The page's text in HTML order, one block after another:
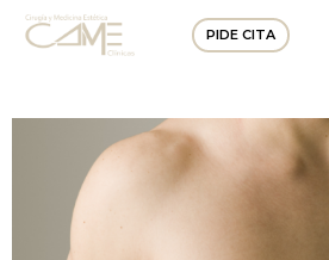
PIDE CITA